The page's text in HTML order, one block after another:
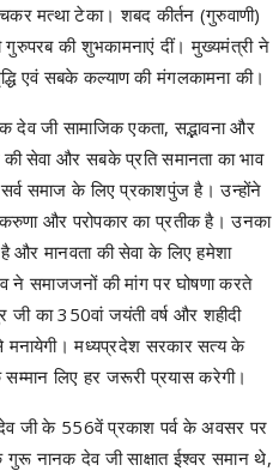
मत्था टेका। शबद कीर्तन (गुरुवाणी)
की शुभकामनाएं दीं। मुख्यमंत्री ने
एवं सबके कल्याण की मंगलकामना की।
देव जी सामाजिक एकता, सद्भावना और
की सेवा और सबके प्रति समानता का भाव
समाज के लिए प्रकाशपुंज है। उन्होंने
और परोपकार का प्रतीक है। उनका
मानवता की सेवा के लिए हमेशा
ने समाजजनों की मांग पर घोषणा करते
का 350वां जयंती वर्ष और शहीदी
मध्यप्रदेश सरकार सत्य के
लिए हर जरूरी प्रयास करेगी।
जी के 556वें प्रकाश पर्व के अवसर पर
नानक देव जी साक्षात ईश्वर समान थे,